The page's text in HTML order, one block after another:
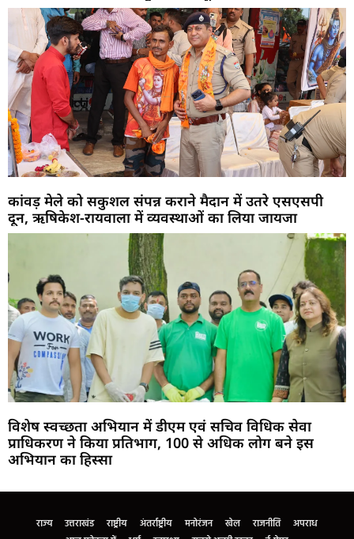
कांवड़ मेले को सकुशल संपन्न कराने मैदान में उतरे एसएसपी
दून, ऋषिकेश-रायवाला में व्यवस्थाओं का लिया जायजा
विशेष स्वच्छता अभियान में डीएम एवं सचिव विधिक सेवा
प्राधिकरण ने किया प्रतिभाग, 100 से अधिक लोग बने इस
अभियान का हिस्सा
राज्य उत्तराखंड राष्ट्रीय अंतर्राष्ट्रीय मनोरंजन खेल राजनीति
अपराध